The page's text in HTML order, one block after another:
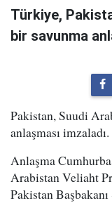
Türkiye,
bir savunma
Pakistan, Suudi
anlaşması imzaladı.
Anlaşma
Arabistan Veliaht
Pakistan